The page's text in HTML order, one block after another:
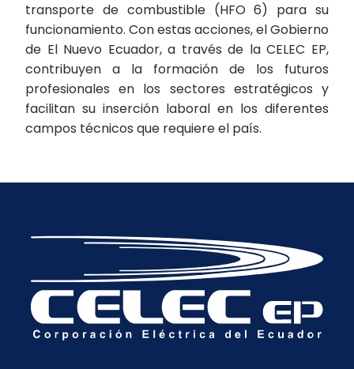
transporte de combustible (HFO 6) para su
funcionamiento. Con estas acciones, el Gobierno
de El Nuevo Ecuador, a través de la CELEC EP,
contribuyen a la formación de los futuros
profesionales en los sectores estratégicos y
facilitan su inserción laboral en los diferentes
campos técnicos que requiere el país.